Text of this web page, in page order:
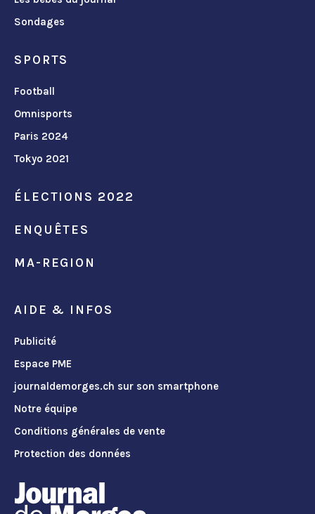
Sondages
SPORTS
Football
Omnisports
Paris 2024
Tokyo 2021
ÉLECTIONS 2022
ENQUÊTES
MA-REGION
AIDE & INFOS
Publicité
Espace PME
journaldemorges.ch sur son smartphone
Notre équipe
Conditions générales de vente
Protection des données